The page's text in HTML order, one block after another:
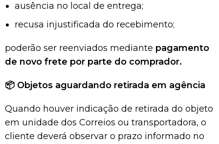
ausência no local de entrega;
recusa injustificada do recebimento;
poderão ser reenviados mediante pagamento
de novo frete por parte do comprador.
📦 Objetos aguardando retirada em agência
Quando houver indicação de retirada do objeto
em unidade dos Correios ou transportadora, o
cliente deverá observar o prazo informado no